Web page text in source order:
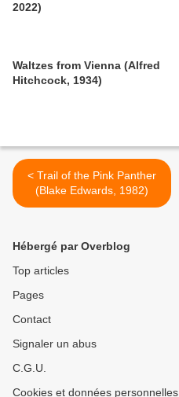
2022)
Waltzes from Vienna (Alfred
Hitchcock, 1934)
< Trail of the Pink Panther
(Blake Edwards, 1982)
Hébergé par Overblog
Top articles
Pages
Contact
Signaler un abus
C.G.U.
Cookies et données personnelles